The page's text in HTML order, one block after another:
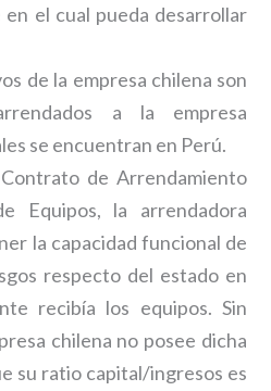
el cual pueda desarrollar
de la empresa chilena son
a la empresa
se encuentran en Perú.
de Arrendamiento
Equipos, la arrendadora
la capacidad funcional de
respecto del estado en
recibía los equipos. Sin
chilena no posee dicha
su ratio capital/ingresos es